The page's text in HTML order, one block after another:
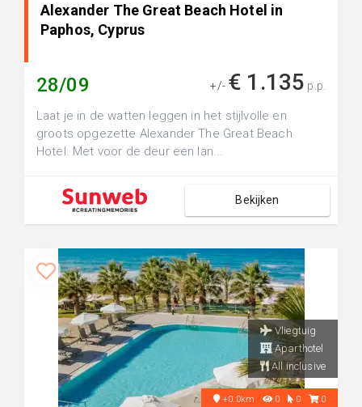
Alexander The Great Beach Hotel in
Paphos, Cyprus
28/09 +/- € 1.135 p.p.
Laat je in de watten leggen in het stijlvolle en
groots opgezette Alexander The Great Beach
Hotel. Met voor de deur een lan...
Bekijken
Vliegtuig
Aparthotel
All inclusive
+0.0km 0 0 0